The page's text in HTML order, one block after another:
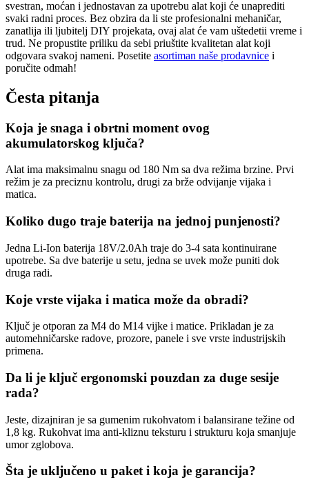
svestran, moćan i jednostavan za upotrebu alat koji će unaprediti
svaki radni proces. Bez obzira da li ste profesionalni mehaničar,
zanatlija ili ljubitelj DIY projekata, ovaj alat će vam uštedetii vreme i
trud. Ne propustite priliku da sebi priuštite kvalitetan alat koji
odgovara svakoj nameni. Posetite asortiman naše prodavnice i
poručite odmah!
Česta pitanja
Koja je snaga i obrtni moment ovog
akumulatorskog ključa?
Alat ima maksimalnu snagu od 180 Nm sa dva režima brzine. Prvi
režim je za preciznu kontrolu, drugi za brže odvijanje vijaka i
matica.
Koliko dugo traje baterija na jednoj punjenosti?
Jedna Li-Ion baterija 18V/2.0Ah traje do 3-4 sata kontinuirane
upotrebe. Sa dve baterije u setu, jedna se uvek može puniti dok
druga radi.
Koje vrste vijaka i matica može da obradi?
Ključ je otporan za M4 do M14 vijke i matice. Prikladan je za
automehničarske radove, prozore, panele i sve vrste industrijskih
primena.
Da li je ključ ergonomski pouzdan za duge sesije
rada?
Jeste, dizajniran je sa gumenim rukohvatom i balansirane težine od
1,8 kg. Rukohvat ima anti-kliznu teksturu i strukturu koja smanjuje
umor zglobova.
Šta je uključeno u paket i koja je garancija?